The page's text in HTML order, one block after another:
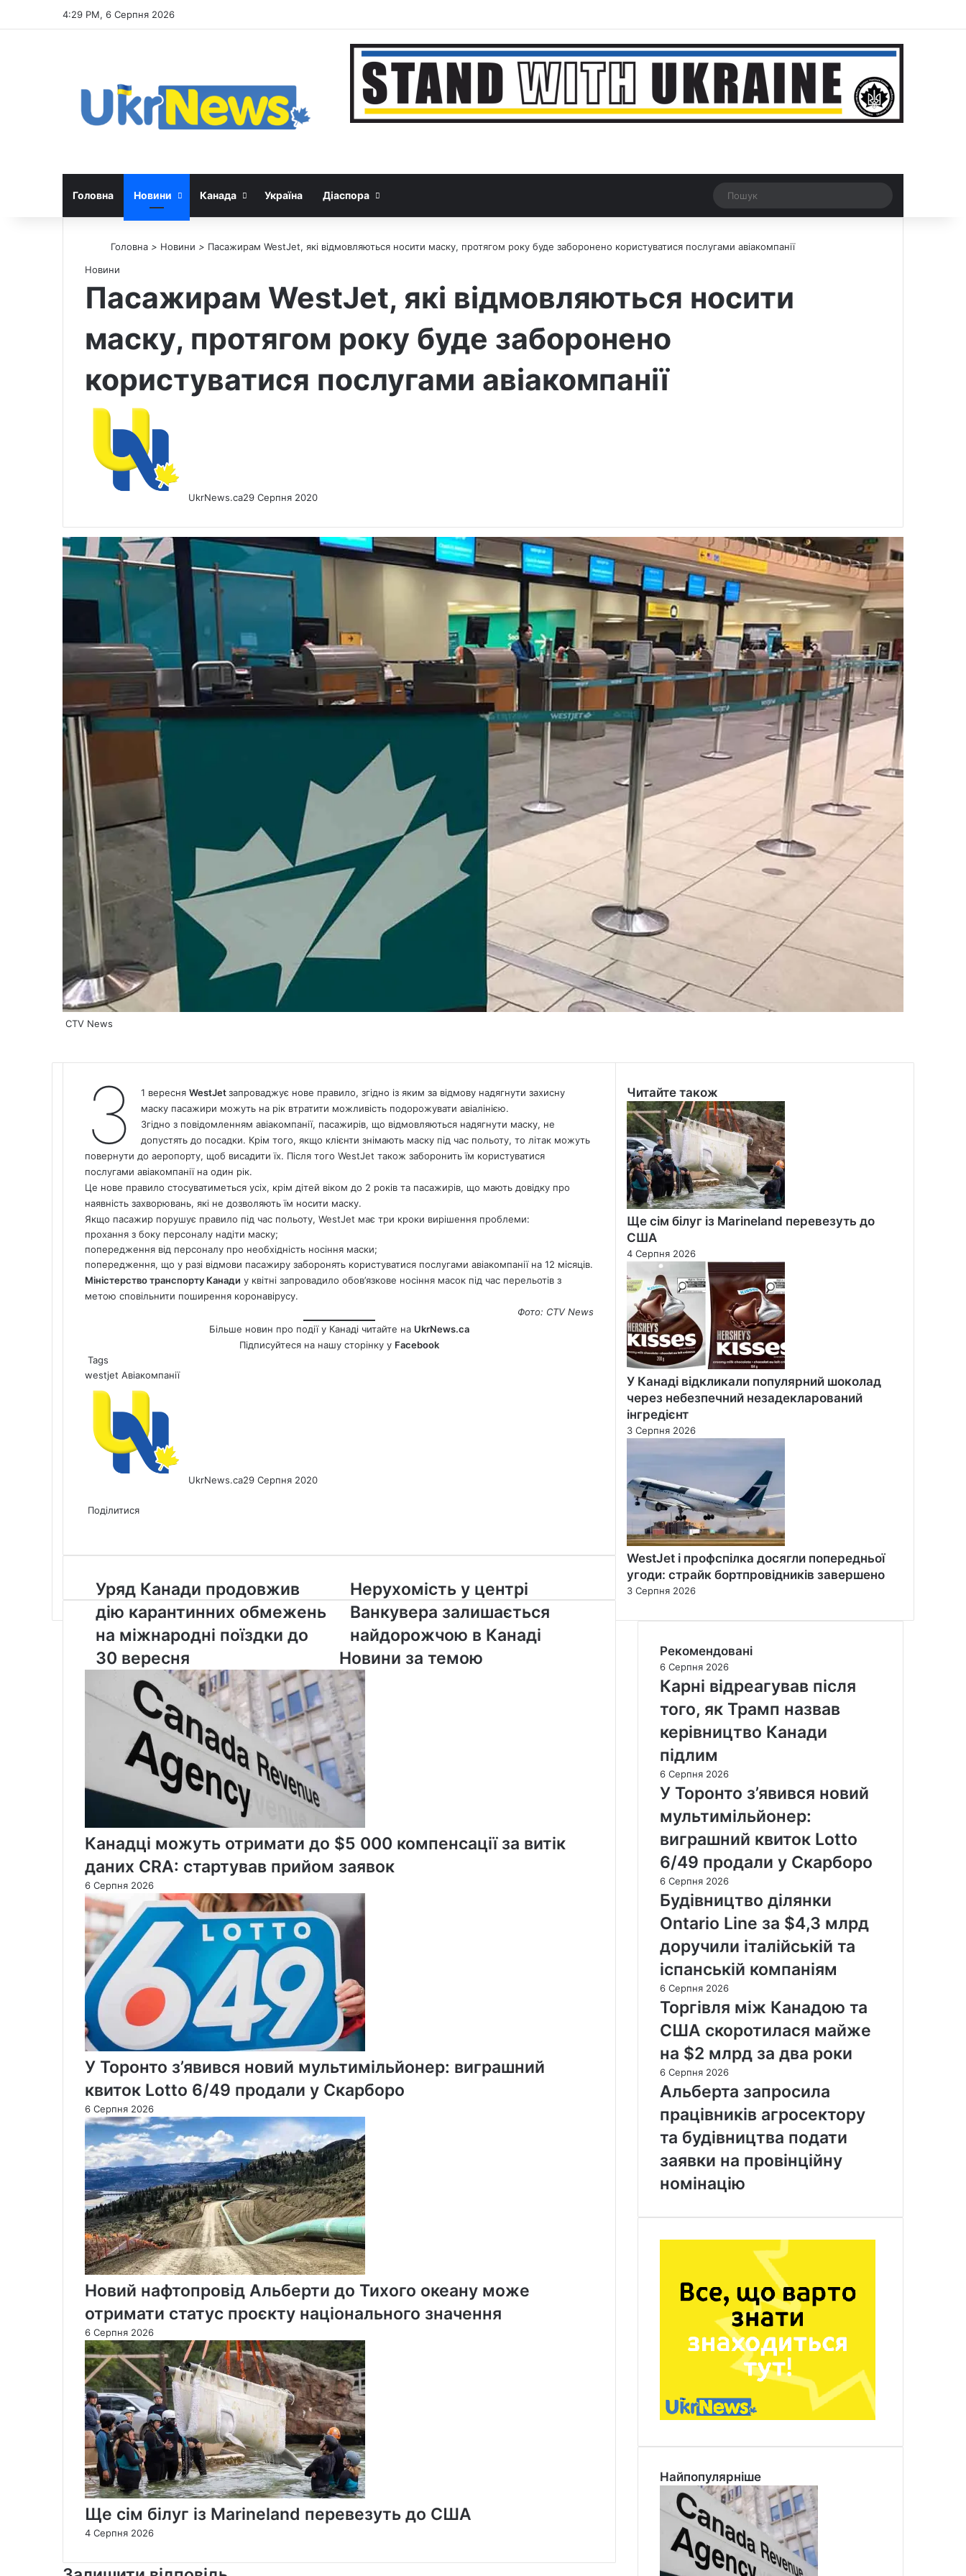
4:29 PM, 6 Серпня 2026
Google News
Threads
Головна Новини Канада Україна Діаспора Рандомна новина
Switch skin
Головна > Новини > Пасажирам WestJet, які відмовляються носити маску, протягом року буде заборонено користуватися послугами авіакомпанії
Новини
Пасажирам WestJet, які відмовляються носити
маску, протягом року буде заборонено
користуватися послугами авіакомпанії
UkrNews.ca29 Серпня 2020
CTV News
З 1 вересня WestJetзапроваджує нове правило, згідно із яким за відмову надягнути захисну
маску пасажири можуть на рік втратити можливість подорожувати авіалінією.
Згідно з повідомленням авіакомпанії, пасажирів, що відмовляються надягнути маску, не
допустять до посадки. Крім того, якщо клієнти знімають маску під час польоту, то літак можуть
повернути до аеропорту, щоб висадити їх. Після того WestJet також заборонить їм користуватися
послугами авіакомпанії на один рік.
Це нове правило стосуватиметься усіх, крім дітей віком до 2 років та пасажирів, що мають довідку про
наявність захворювань, які не дозволяють їм носити маску.
Якщо пасажир порушує правило під час польоту, WestJet має три кроки вирішення проблеми:
прохання з боку персоналу надіти маску;
попередження від персоналу про необхідність носіння маски;
попередження, що у разі відмови пасажиру заборонять користуватися послугами авіакомпанії на 12 місяців.
Міністерство транспорту Канади у квітні запровадило обов’язкове носіння масок під час перельотів з
метою сповільнити поширення коронавірусу.
Фото: CTVNews
Більше новин про події у Канаді читайте на UkrNews.ca
Підписуйтеся на нашу сторінку у Facebook
Tags
westjet Авіакомпанії
UkrNews.ca29 Серпня 2020
via
Поділитися
Email
Уряд
Канади
продовжив
дію
карантинних
обмежень
міжнародні
поїздки
вересня
Уряд Канади продовжив
дію карантинних обмежень
на міжнародні поїздки до
30 вересня
Нерухомість
у
центрі
Ванкувера
залишається
найдорожчою
Канаді
Нерухомість у центрі
Ванкувера залишається
найдорожчою в Канаді
Новини за темою
Канадці можуть отримати до $5 000 компенсації за витік
даних CRA: стартував прийом заявок
6 Серпня 2026
У Торонто з’явився новий мультимільйонер: виграшний
квиток Lotto 6/49 продали у Скарборо
6 Серпня 2026
Новий нафтопровід Альберти до Тихого океану може
отримати статус проєкту національного значення
6 Серпня 2026
Ще сім білуг із Marineland перевезуть до США
4 Серпня 2026
Читайте також
Close
Ще сім білуг із Marineland перевезуть до
США
4 Серпня 2026
У Канаді відкликали популярний шоколад
через небезпечний незадекларований
інгредієнт
3 Серпня 2026
WestJet і профспілка досягли попередньої
угоди: страйк бортпровідників завершено
3 Серпня 2026
Рекомендовані
6 Серпня 2026
Карні відреагував після
того, як Трамп назвав
керівництво Канади
підлим
6 Серпня 2026
У Торонто з’явився новий
мультимільйонер:
виграшний квиток Lotto
6/49 продали у Скарборо
6 Серпня 2026
Будівництво ділянки
Ontario Line за $4,3 млрд
доручили італійській та
іспанській компаніям
6 Серпня 2026
Торгівля між Канадою та
США скоротилася майже
на $2 млрд за два роки
6 Серпня 2026
Альберта запросила
працівників агросектору
та будівництва подати
заявки на провінційну
номінацію
Найпопулярніше